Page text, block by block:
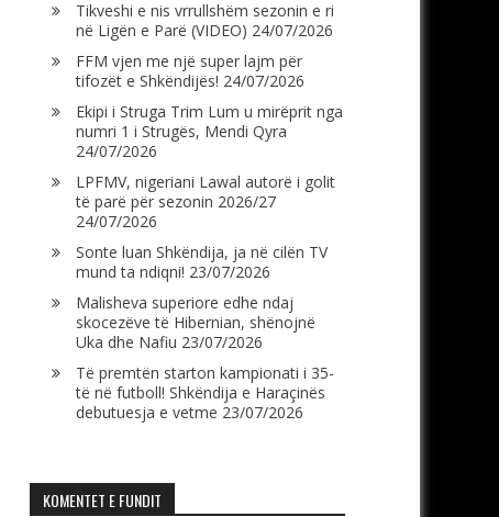
Tikveshi e nis vrrullshëm sezonin e ri
në Ligën e Parë (VIDEO) 24/07/2026
FFM vjen me një super lajm për
tifozët e Shkëndijës! 24/07/2026
Ekipi i Struga Trim Lum u mirëprit nga
numri 1 i Strugës, Mendi Qyra
24/07/2026
LPFMV, nigeriani Lawal autorë i golit
të parë për sezonin 2026/27
24/07/2026
Sonte luan Shkëndija, ja në cilën TV
mund ta ndiqni! 23/07/2026
Malisheva superiore edhe ndaj
skocezëve të Hibernian, shënojnë
Uka dhe Nafiu 23/07/2026
Të premtën starton kampionati i 35-
të në futboll! Shkëndija e Haraçinës
debutuesja e vetme 23/07/2026
KOMENTET E FUNDIT